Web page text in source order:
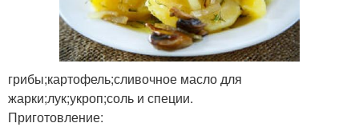
грибы;картофель;сливочное масло для
жарки;лук;укроп;соль и специи.
Приготовление: